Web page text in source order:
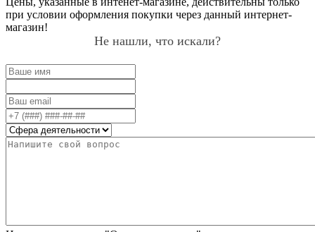
при условии оформления покупки через данный интернет-
магазин!
Не нашли, что искали?